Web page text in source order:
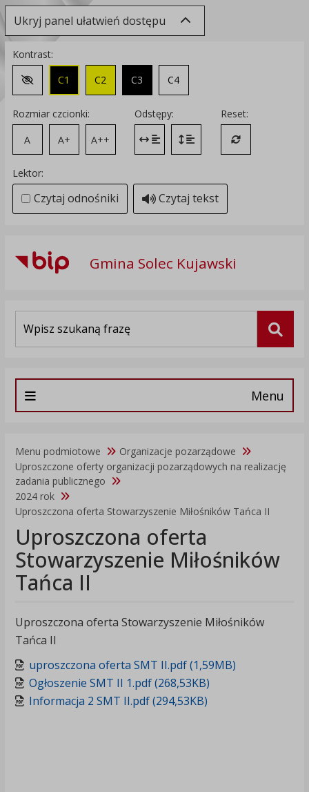
Ukryj panel ułatwień dostępu
Kontrast:
Zmień kontrast na domyślny
C1 C2 C3 C4
Rozmiar czcionki:
A
A+ A++
Odstępy:
Zmień odstęp między literami
Zmień interlinię i margines
Reset:
Przywróć
Lektor:
Czytaj odnośniki Czytaj tekst
Gmina Solec Kujawski
Menu
Menu podmiotowe
Organizacje pozarządowe
Uproszczone oferty organizacji pozarządowych na realizację
zadania publicznego
2024 rok
Uproszczona oferta Stowarzyszenie Miłośników Tańca II
Uproszczona oferta
Stowarzyszenie Miłośników
Tańca II
Uproszczona oferta Stowarzyszenie Miłośników
Tańca II
uproszczona oferta SMT II.pdf (1,59MB)
Ogłoszenie SMT II 1.pdf (268,53KB)
Informacja 2 SMT II.pdf (294,53KB)